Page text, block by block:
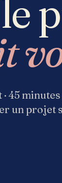
45
un projet